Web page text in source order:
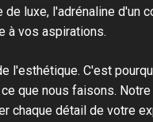
luxe, l'adrénaline d'un
à vos aspirations.
l'esthétique. C'est
que nous faisons.
chaque détail de votre